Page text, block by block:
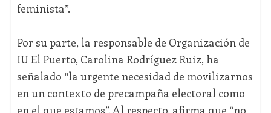
feminista”.
Por su parte, la responsable de Organización de
IU El Puerto, Carolina Rodríguez Ruiz, ha
señalado “la urgente necesidad de movilizarnos
en un contexto de precampaña electoral como
en el que estamos”. Al respecto, afirma que “no